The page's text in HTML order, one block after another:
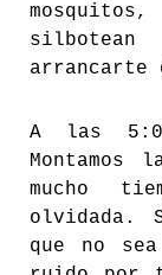
arrancarte
A las
mucho
olvidada.
que no